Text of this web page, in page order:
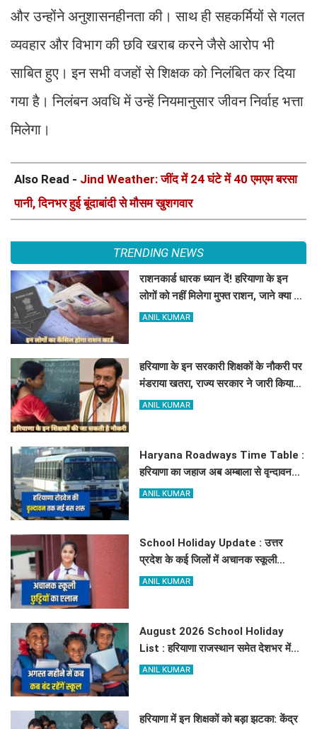
और उन्होंने अनुशासनहीनता की। साथ ही सहकर्मियों से गलत
व्यवहार और विभाग की छवि खराब करने जैसे आरोप भी
साबित हुए। इन सभी वजहों से शिक्षक को निलंबित कर दिया
गया है। निलंबन अवधि में उन्हें नियमानुसार जीवन निर्वाह भत्ता
मिलेगा।
Also Read - Jind Weather: जींद में 24 घंटे में 40 एमएम बरसा
पानी, दिनभर हुई बूंदाबांदी से मौसम खुशगवार
TRENDING NEWS
राशनकार्ड धारक ध्यान दें! हरियाणा के इन
लोगों को नहीं मिलेगा मुफ्त राशन, जाने क्या है
कारण
ANIL KUMAR
हरियाणा के इन सरकारी शिक्षकों के नौकरी पर
मंडराया खतरा, राज्य सरकार ने जारी किया
बड़ा अलर्ट
ANIL KUMAR
Haryana Roadways Time Table :
हरियाणा का जहाज अब अम्बाला से वृन्दावन
दौड़ेगा, मथुरा वालों को भी मिलेगा लाभ, देखें
ANIL KUMAR
School Holiday Update : उत्तर
प्रदेश के कई जिलों में अचानक स्कूली
छुट्टियों का एलान, यहाँ देखें जिलेवाइज
ANIL KUMAR
August 2026 School Holiday
List : हरियाणा राजस्थान समेत देशभर में
अगस्त महीने में कब अक़ब बंद रहेंगें स्कूल,
ANIL KUMAR
हरियाणा में इन शिक्षकों को बड़ा झटका: केंद्र